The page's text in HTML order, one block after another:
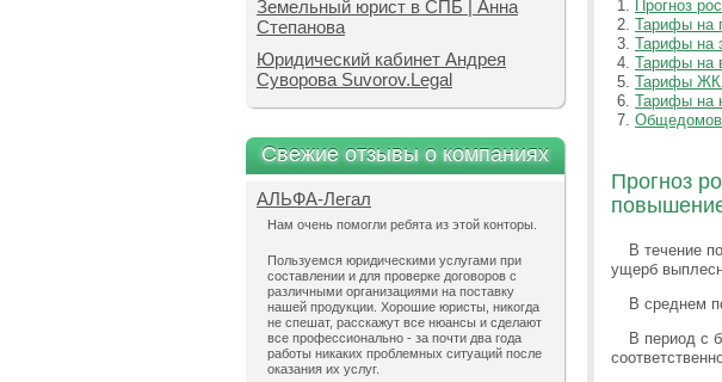
Земельный юрист в СПБ | Анна
Степанова
Юридический кабинет Андрея
Суворова Suvorov.Legal
Свежие отзывы о компаниях
АЛЬФА-Легал
Нам очень помогли ребята из этой конторы.
Пользуемся юридическими услугами при
составлении и для проверке договоров с
различными организациями на поставку
нашей продукции. Хорошие юристы, никогда
не спешат, расскажут все нюансы и сделают
все профессионально - за почти два года
работы никаких проблемных ситуаций после
оказания их услуг.
Прогноз
Тарифы на
Тарифы на
Тарифы на
Тарифы
Тарифы на
Прогноз
В течение
ущерб
В среднем
В период с